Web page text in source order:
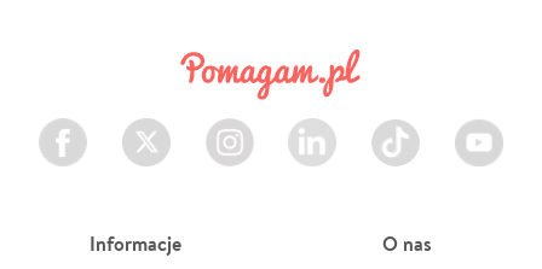
Facebook Twitter Instagram LinkedIn TikTok Youtube
Informacje O nas